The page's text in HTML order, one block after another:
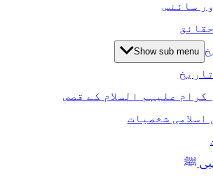
سائنس
Show sub menu
تاریخ
کرام علیہم السلام کے قصص
اسلامی شخصیات
ﷺ